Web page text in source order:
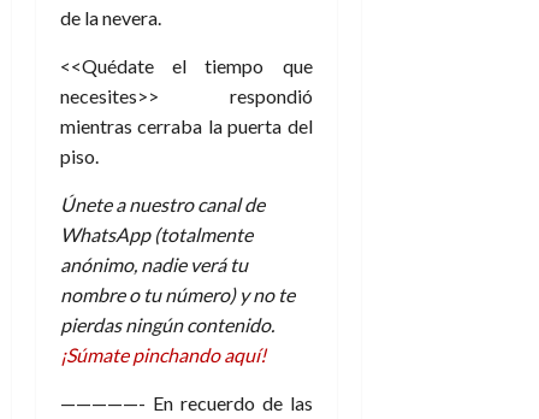
de la nevera.
<<Quédate el tiempo que
necesites>> respondió
mientras cerraba la puerta del
piso.
Únete a nuestro canal de
WhatsApp (totalmente
anónimo, nadie verá tu
nombre o tu número) y no te
pierdas ningún contenido.
¡Súmate pinchando aquí!
—————- En recuerdo de las